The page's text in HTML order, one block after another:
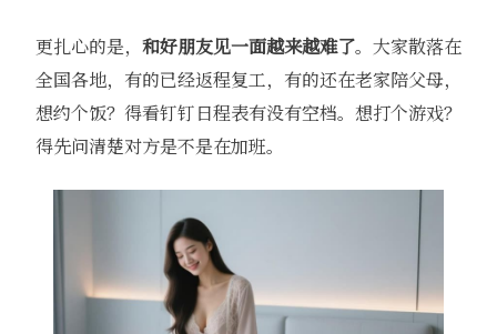
更扎心的是， 和好朋友见一面越来越难了。大家散落在
全国各地，有的已经返程复工，有的还在老家陪父母，
想约个饭？得看钉钉日程表有没有空档。想打个游戏？
得先问清楚对方是不是在加班。